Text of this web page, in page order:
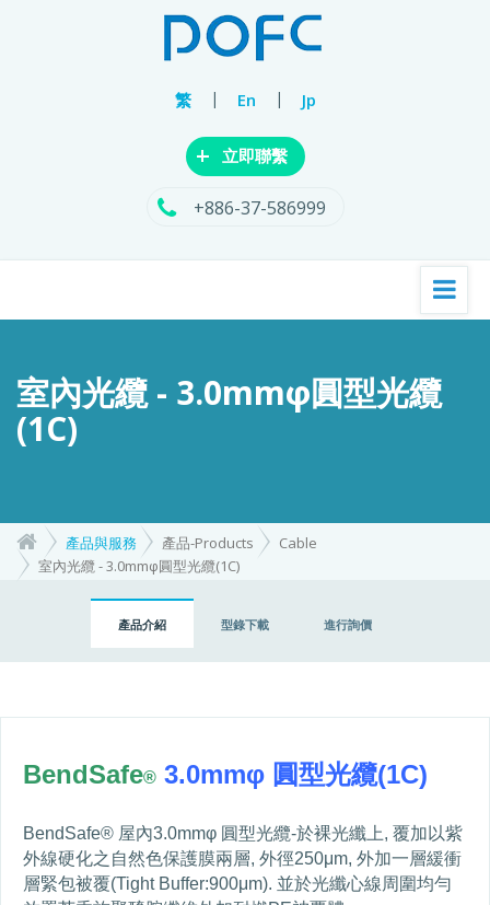
繁 | En | Jp
+ 立即聯繫
+886-37-586999
室內光纜 - 3.0mmφ圓型光纜
(1C)
產品與服務 產品-Products
Cable
室內光纜 - 3.0mmφ圓型光纜(1C)
產品介紹 型錄下載 進行詢價
BendSafe® 3.0mmφ 圓型光纜(1C)
BendSafe® 屋內3.0mmφ 圓型光纜-於裸光纖上, 覆加以紫
外線硬化之自然色保護膜兩層, 外徑250μm, 外加一層緩衝
層緊包被覆(Tight Buffer:900μm). 並於光纖心線周圍均勻